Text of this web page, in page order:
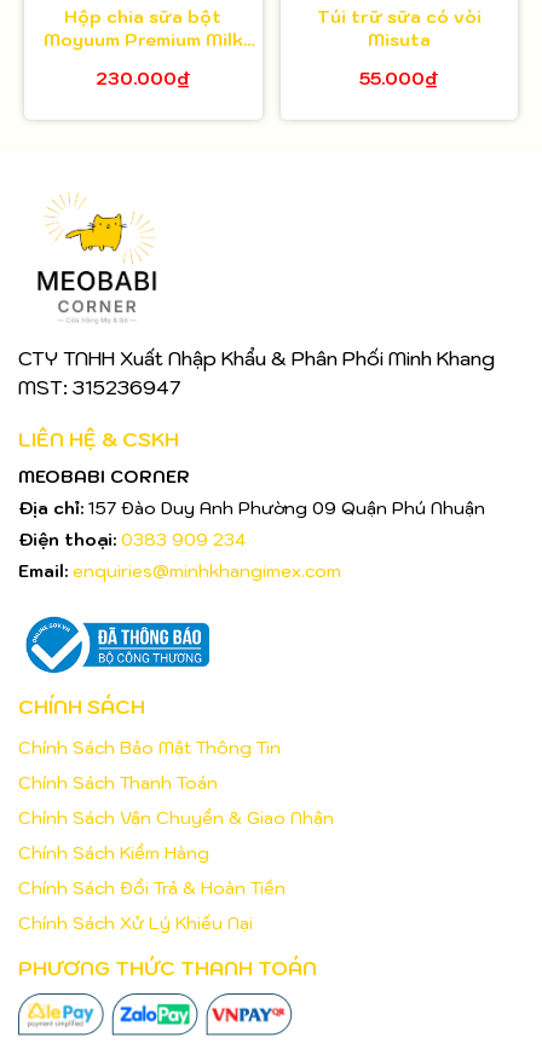
Hộp chia sữa bột
Moyuum Premium Milk
ngăn
230.000₫
Túi trữ sữa có vòi
Misuta
55.000₫
CTY TNHH Xuất Nhập Khẩu & Phân Phối Minh Khang
MST: 315236947
LIÊN HỆ & CSKH
MEOBABI CORNER
Địa chỉ: 157 Đào Duy Anh Phường 09 Quận Phú Nhuận
Điện thoại: 0383 909 234
Email: enquiries@minhkhangimex.com
CHÍNH SÁCH
Chính Sách Bảo Mật Thông Tin
Chính Sách Thanh Toán
Chính Sách Vận Chuyển & Giao Nhận
Chính Sách Kiểm Hàng
Chính Sách Đổi Trả & Hoàn Tiền
Chính Sách Xử Lý Khiếu Nại
PHƯƠNG THỨC THANH TOÁN